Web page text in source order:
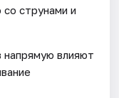
струнами и
напрямую влияют